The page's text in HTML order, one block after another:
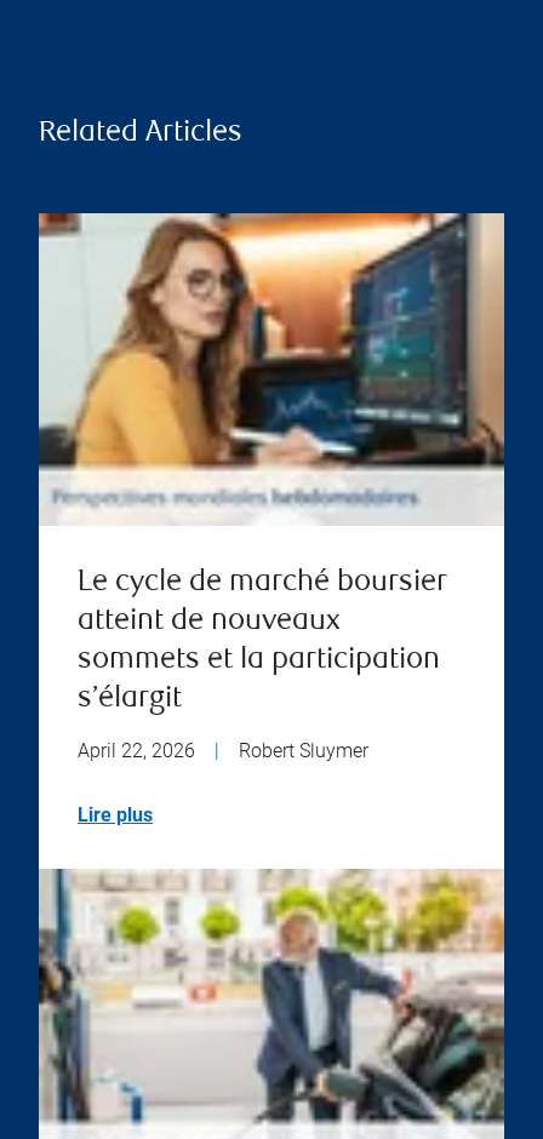
Related Articles
Le cycle de marché boursier
atteint de nouveaux
sommets et la participation
s’élargit
April 22, 2026 | Robert Sluymer
Lire plus